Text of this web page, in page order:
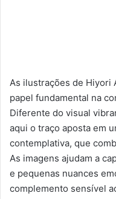
As ilustrações de Hiyori
papel fundamental na
Diferente do visual
aqui o traço aposta em
contemplativa, que
As imagens ajudam a
e pequenas nuances
complemento sensível